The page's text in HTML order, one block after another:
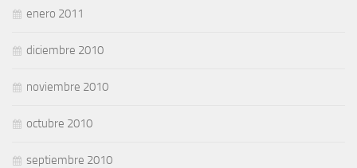
enero 2011
diciembre 2010
noviembre 2010
octubre 2010
septiembre 2010